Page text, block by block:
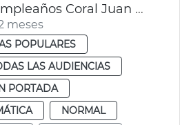
Concierto 70 cumpleaños Coral Juan Bautista Comes València
meses
POPULARES
LAS AUDIENCIAS
PORTADA
NORMAL